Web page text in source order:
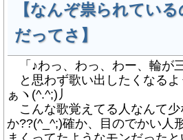
【なんぞ祟られてい
だってさ】
「♪わっ、わっ、わー、輪が三
と思わず歌い出したくなる
ぁヽ(^.^;)丿
こんな歌覚えてる人なんて少
か??(^_^;)確か、目のでかい人